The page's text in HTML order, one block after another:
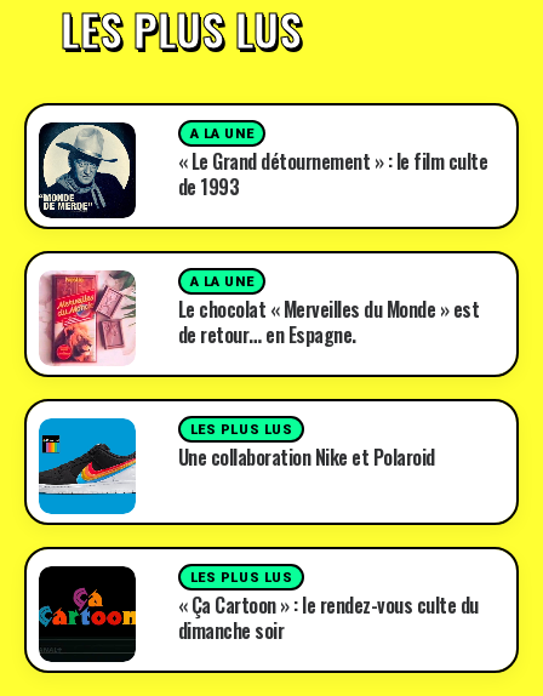
LES PLUS LUS
A LA UNE
« Le Grand détournement » : le film culte
de 1993
A LA UNE
Le chocolat « Merveilles du Monde » est
de retour… en Espagne.
LES PLUS LUS
Une collaboration Nike et Polaroid
LES PLUS LUS
« Ça Cartoon » : le rendez-vous culte du
dimanche soir